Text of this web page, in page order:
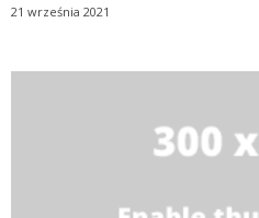
21 września 2021